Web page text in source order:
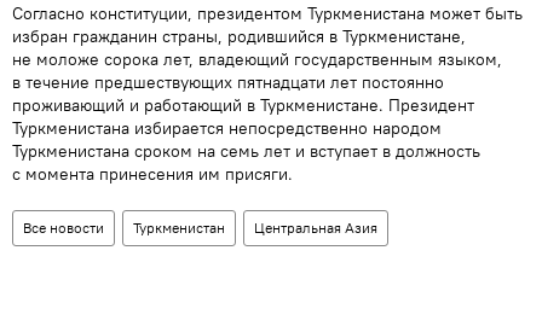
Согласно конституции, президентом Туркменистана может быть
избран гражданин страны, родившийся в Туркменистане,
не моложе сорока лет, владеющий государственным языком,
в течение предшествующих пятнадцати лет постоянно
проживающий и работающий в Туркменистане. Президент
Туркменистана избирается непосредственно народом
Туркменистана сроком на семь лет и вступает в должность
с момента принесения им присяги.
Все новости Туркменистан Центральная Азия